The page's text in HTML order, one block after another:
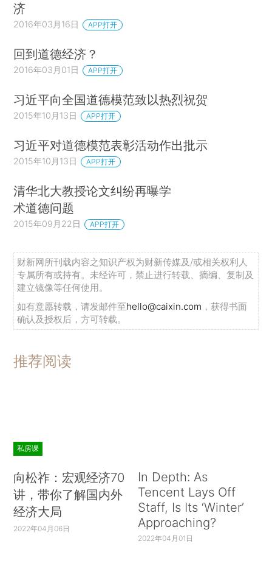
济
2016年03月16日 APP打开
回到道德经济？
2016年03月01日 APP打开
习近平向全国道德模范致以热烈祝贺
2015年10月13日 APP打开
习近平对道德模范表彰活动作出批示
2015年10月13日 APP打开
清华北大教授论文纠纷再曝学
术道德问题
2015年09月22日 APP打开
财新网所刊载内容之知识产权为财新传媒及/或相关权利人
专属所有或持有。未经许可，禁止进行转载、摘编、复制及
建立镜像等任何使用。
如有意愿转载，请发邮件至hello@caixin.com ，获得书面
确认及授权后，方可转载。
推荐阅读
私房课
向松祚：宏观经济70
讲，带你了解国内外
经济大局
2022年04月06日
In Depth: As
Tencent Lays Off
Staff, Is Its ‘Winter’
Approaching?
2022年04月01日